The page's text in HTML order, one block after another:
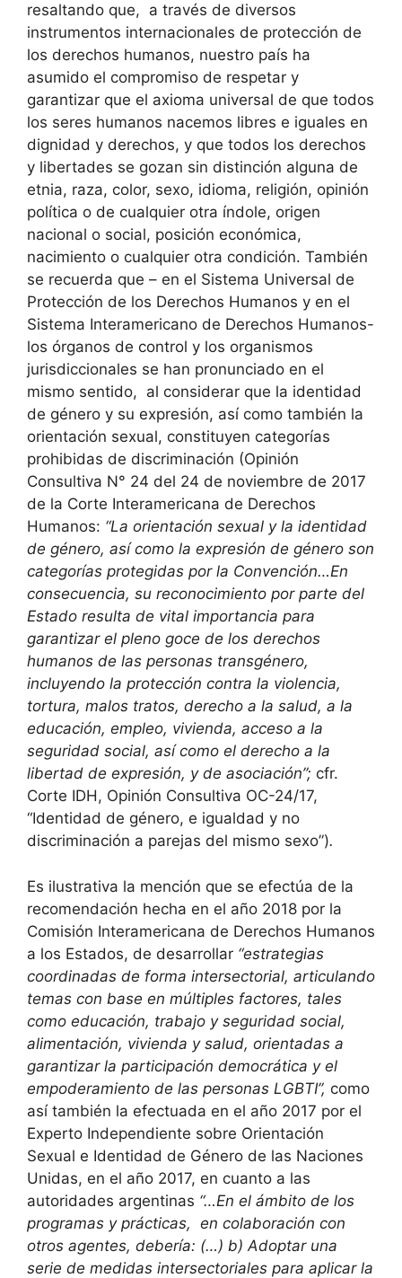
resaltando que, a través de diversos
instrumentos internacionales de protección de
los derechos humanos, nuestro país ha
asumido el compromiso de respetar y
garantizar que el axioma universal de que todos
los seres humanos nacemos libres e iguales en
dignidad y derechos, y que todos los derechos
y libertades se gozan sin distinción alguna de
etnia, raza, color, sexo, idioma, religión, opinión
política o de cualquier otra índole, origen
nacional o social, posición económica,
nacimiento o cualquier otra condición. También
se recuerda que – en el Sistema Universal de
Protección de los Derechos Humanos y en el
Sistema Interamericano de Derechos Humanos-
los órganos de control y los organismos
jurisdiccionales se han pronunciado en el
mismo sentido, al considerar que la identidad
de género y su expresión, así como también la
orientación sexual, constituyen categorías
prohibidas de discriminación (Opinión
Consultiva N° 24 del 24 de noviembre de 2017
de la Corte Interamericana de Derechos
Humanos: “La orientación sexual y la identidad
de género, así como la expresión de género son
categorías protegidas por la Convención…En
consecuencia, su reconocimiento por parte del
Estado resulta de vital importancia para
garantizar el pleno goce de los derechos
humanos de las personas transgénero,
incluyendo la protección contra la violencia,
tortura, malos tratos, derecho a la salud, a la
educación, empleo, vivienda, acceso a la
seguridad social, así como el derecho a la
libertad de expresión, y de asociación”; cfr.
Corte IDH, Opinión Consultiva OC-24/17,
“Identidad de género, e igualdad y no
discriminación a parejas del mismo sexo”).
Es ilustrativa la mención que se efectúa de la
recomendación hecha en el año 2018 por la
Comisión Interamericana de Derechos Humanos
a los Estados, de desarrollar “estrategias
coordinadas de forma intersectorial, articulando
temas con base en múltiples factores, tales
como educación, trabajo y seguridad social,
alimentación, vivienda y salud, orientadas a
garantizar la participación democrática y el
empoderamiento de las personas LGBTI”, como
así también la efectuada en el año 2017 por el
Experto Independiente sobre Orientación
Sexual e Identidad de Género de las Naciones
Unidas, en el año 2017, en cuanto a las
autoridades argentinas “…En el ámbito de los
programas y prácticas, en colaboración con
otros agentes, debería: (…) b) Adoptar una
serie de medidas intersectoriales para aplicar la